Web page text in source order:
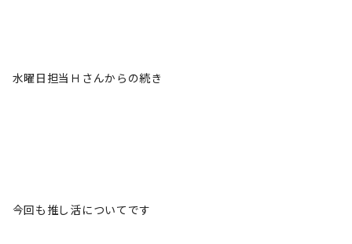
水曜日担当Ｈさんからの続き
今回も推し活についてです